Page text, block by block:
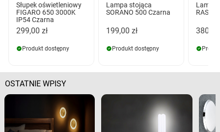
Słupek oświetleniowy
FIGARO 650 3000K
IP54 Czarna
299,00 zł
Produkt dostępny
Lampa stojąca
SORANO 500 Czarna
199,00 zł
Produkt dostępny
Lampa
380,00
OSTATNIE WPISY